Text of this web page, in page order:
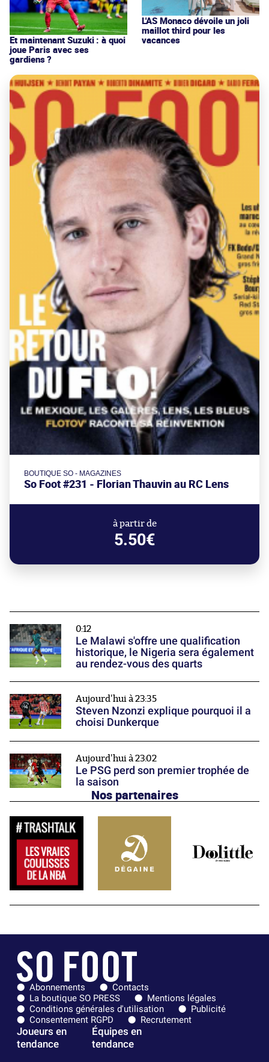
Et maintenant Suzuki : à quoi
joue Paris avec ses
gardiens ?
L'AS Monaco dévoile un joli
maillot third pour les
vacances
BOUTIQUE SO - MAGAZINES
So Foot #231 - Florian Thauvin au RC Lens
à partir de
5.50€
0:12
Le Malawi s'offre une qualification
historique, le Nigeria sera également
au rendez-vous des quarts
Aujourd'hui à 23:35
Steven Nzonzi explique pourquoi il a
choisi Dunkerque
Aujourd'hui à 23:02
Le PSG perd son premier trophée de
la saison
Nos partenaires
Abonnements
Contacts
La boutique SO PRESS
Mentions légales
Conditions générales d'utilisation
Publicité
Consentement RGPD
Recrutement
Joueurs en
tendance
Équipes en
tendance